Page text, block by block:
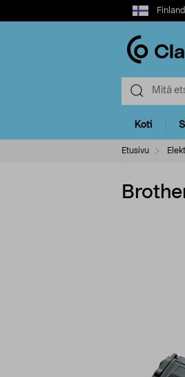
Select
market
Finland
Koti
Etusivu